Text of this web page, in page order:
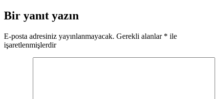
Bir yanıt yazın
E-posta adresiniz yayınlanmayacak. Gerekli alanlar * ile
işaretlenmişlerdir